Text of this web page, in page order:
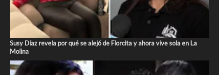
Susy Díaz revela por qué se alejó de Florcita y ahora vive sola en La
Molina